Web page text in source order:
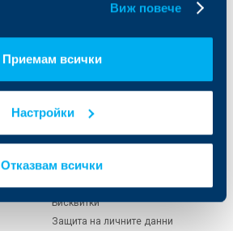
Виж повече
Приемам всички
Настройки
Отказвам всички
ДЗИ
ОББ Интерлийз
ОББ Асет мениджмънт
ОББ Застрахователен брокер
Бисквитки
Защита на личните данни